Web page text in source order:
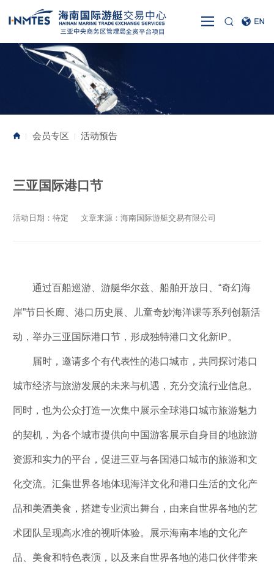
| 会员专区 | 活动预告
三亚国际港口节
活动日期：待定 文章来源：海南国际游艇交易有限公司
通过百船巡游、游艇华尔兹、船舶开放日、“奇幻海
岸”节日长廊、港口历史展、儿童奇妙海洋课等系列创新活
动，举办三亚国际港口节，形成独特港口文化新IP。
届时，邀请多个有代表性的港口城市，共同探讨港口
城市经济与旅游发展的未来与机遇，充分交流行业信息。
同时，也为公众打造一次集中展示全球港口城市旅游魅力
的契机，为各个城市提供向中国游客展示自身目的地旅游
资源和实力的平台，促进三亚与各国港口城市的旅游和文
化交流。汇集世界各地体现海洋文化和港口生活的文化产
品和美酒美食，搭建专业演出舞台，由来自世界各地的艺
术团队呈现高水准的视听体验。展示海南本地的文化产
品、美食和特色表演，以及来自世界各地的港口伙伴带来